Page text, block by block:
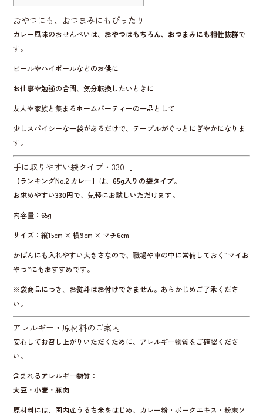
おやつにも、おつまみにもぴったり
カレー風味のおせんべいは、 おやつはもちろん、おつまみにも相性抜群で
す。
ビールやハイボールなどのお供に
お仕事や勉強の合間、気分転換したいときに
友人や家族と集まるホームパーティーの一品として
少しスパイシーな一袋があるだけで、テーブルがぐっとにぎやかになりま
す。
手に取りやすい袋タイプ・330円
【ランキングNo.2 カレー】は、65g入りの袋タイプ。
お求めやすい330円で、気軽にお試しいただけます。
内容量：65g
サイズ：縦15cm × 横9cm × マチ6cm
かばんにも入れやすい大きさなので、職場や車の中に常備しておく“マイお
やつ”にもおすすめです。
※袋商品につき、 お熨斗はお付けできません。あらかじめご了承くださ
い。
アレルギー・原材料のご案内
安心してお召し上がりいただくために、アレルギー物質をご確認くださ
い。
含まれるアレルギー物質：
大豆・小麦・豚肉
原材料には、国内産うるち米をはじめ、カレー粉・ポークエキス・粉末ソ